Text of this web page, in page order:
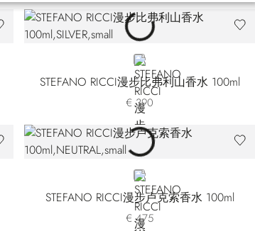
SILVER
STEFANO RICCI漫步比弗利山香水 100ml
€ 390
NEUTRAL
STEFANO RICCI漫步卢克索香水 100ml
€ 475